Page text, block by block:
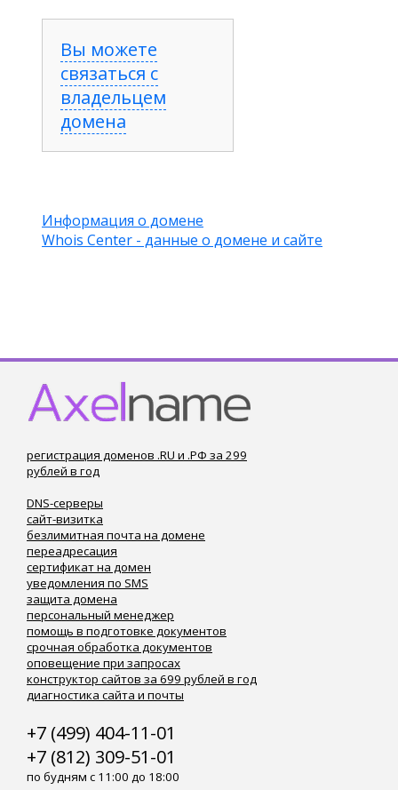
Вы можете
связаться с
владельцем
домена
Информация о домене
Whois Center - данные о домене и сайте
регистрация доменов .RU и .РФ за 299
рублей в год
DNS-серверы
сайт-визитка
безлимитная почта на домене
переадресация
сертификат на домен
уведомления по SMS
защита домена
персональный менеджер
помощь в подготовке документов
срочная обработка документов
оповещение при запросах
конструктор сайтов за 699 рублей в год
диагностика сайта и почты
+7 (499) 404-11-01
+7 (812) 309-51-01
по будням с 11:00 до 18:00